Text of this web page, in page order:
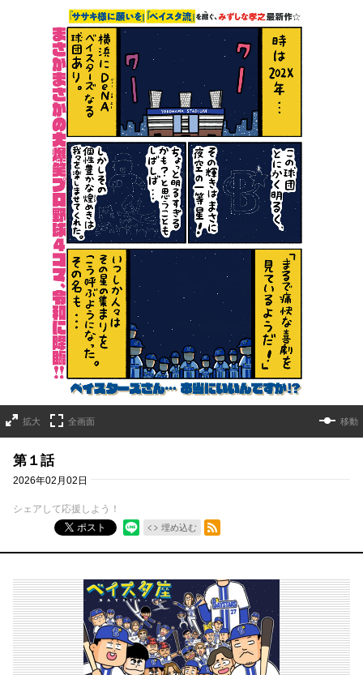
拡大 全画面 移動
第１話
2026年02月02日
シェアして応援しよう！
ポスト
埋め込む
RSSフィード